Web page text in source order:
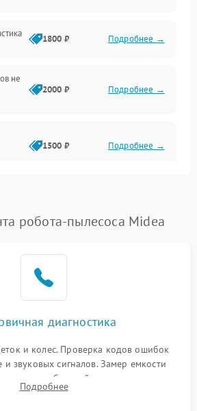
1800 ₽ Подробнее →
не
2000 ₽ Подробнее →
1500 ₽ Подробнее →
робота-пылесоса Midea
диагностика
и колес. Проверка кодов ошибок
звуковых сигналов. Замер емкости
базовой станции зарядки.
бампера и датчиков падения для
Подробнее